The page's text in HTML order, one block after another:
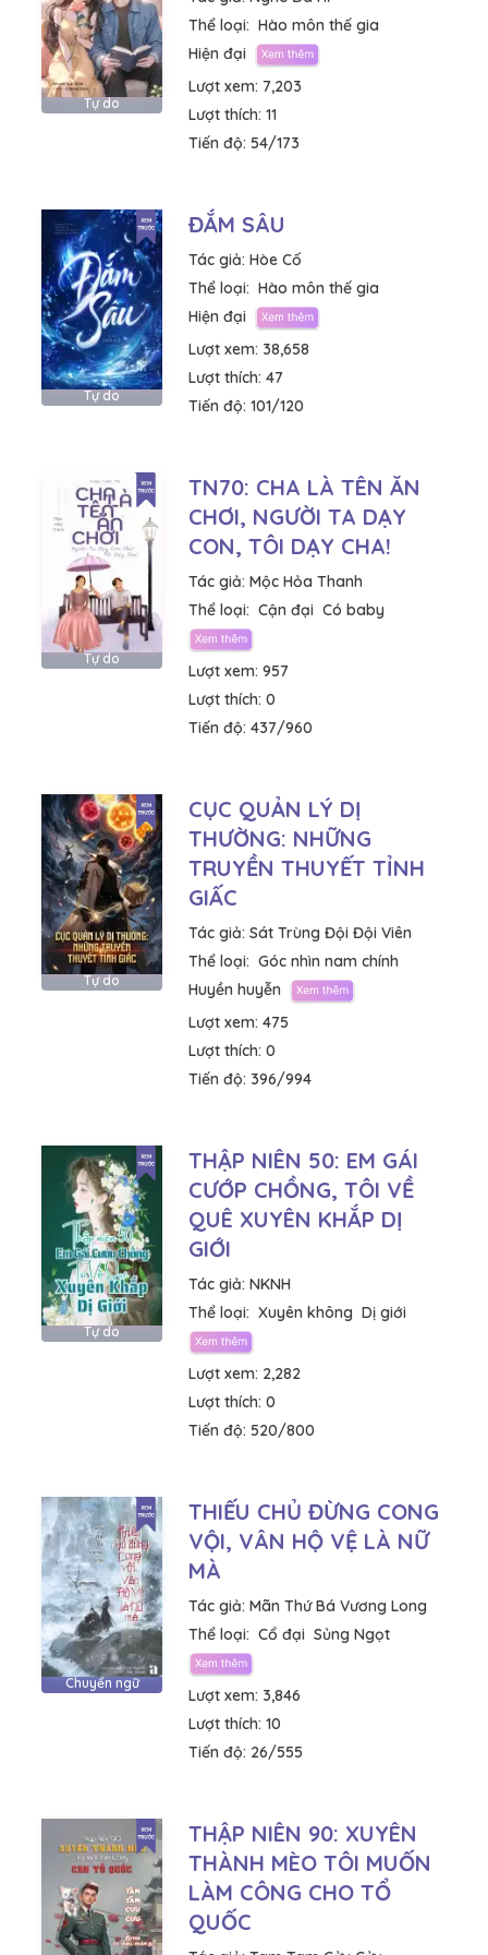
Tự do
Thể loại: Hào môn thế gia
Hiện đại
Lượt xem: 7,203
Lượt thích: 11
Tiến độ: 54/173
Tự do
ĐẮM SÂU
Tác giả: Hòe Cố
Thể loại: Hào môn thế gia
Hiện đại
Lượt xem: 38,658
Lượt thích: 47
Tiến độ: 101/120
Tự do
TN70: CHA LÀ TÊN ĂN
CHƠI, NGƯỜI TA DẠY
CON, TÔI DẠY CHA!
Tác giả: Mộc Hỏa Thanh
Thể loại: Cận đại Có baby
Lượt xem: 957
Lượt thích: 0
Tiến độ: 437/960
Tự do
CỤC QUẢN LÝ DỊ
THƯỜNG: NHỮNG
TRUYỀN THUYẾT TỈNH
GIẤC
Tác giả: Sát Trùng Đội Đội Viên
Thể loại: Góc nhìn nam chính
Huyền huyễn
Lượt xem: 475
Lượt thích: 0
Tiến độ: 396/994
Tự do
THẬP NIÊN 50: EM GÁI
CƯỚP CHỒNG, TÔI VỀ
QUÊ XUYÊN KHẮP DỊ
GIỚI
Tác giả: NKNH
Thể loại: Xuyên không Dị giới
Lượt xem: 2,282
Lượt thích: 0
Tiến độ: 520/800
Chuyển ngữ
THIẾU CHỦ ĐỪNG CONG
VỘI, VÂN HỘ VỆ LÀ NỮ
MÀ
Tác giả: Mãn Thứ Bá Vương Long
Thể loại: Cổ đại Sủng Ngọt
Lượt xem: 3,846
Lượt thích: 10
Tiến độ: 26/555
THẬP NIÊN 90: XUYÊN
THÀNH MÈO TÔI MUỐN
LÀM CÔNG CHO TỔ
QUỐC